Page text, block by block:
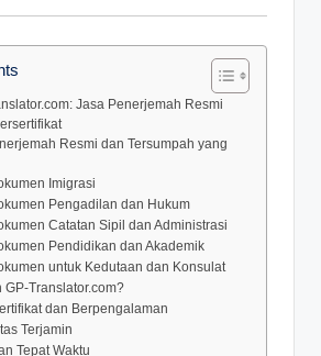
Jasa Penerjemah Resmi
Resmi dan Tersumpah yang
Imigrasi
Pengadilan dan Hukum
Catatan Sipil dan Administrasi
Pendidikan dan Akademik
untuk Kedutaan dan Konsulat
GP-Translator.com?
dan Berpengalaman
Terjamin
Tepat Waktu